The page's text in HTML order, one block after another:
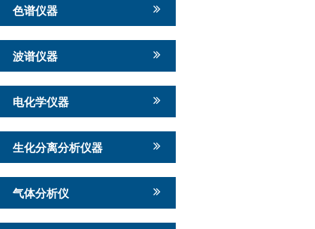
色谱仪器
波谱仪器
电化学仪器
生化分离分析仪器
气体分析仪